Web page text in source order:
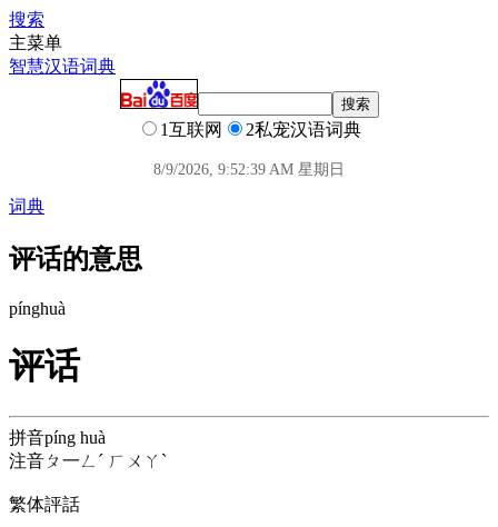
搜索
主菜单
智慧汉语词典
1互联网 2私宠汉语词典
8/9/2026, 9:52:39 AM 星期日
词典
评话的意思
pínghuà
评话
拼音píng huà
注音ㄆ一ㄥˊ ㄏㄨㄚˋ
繁体評話